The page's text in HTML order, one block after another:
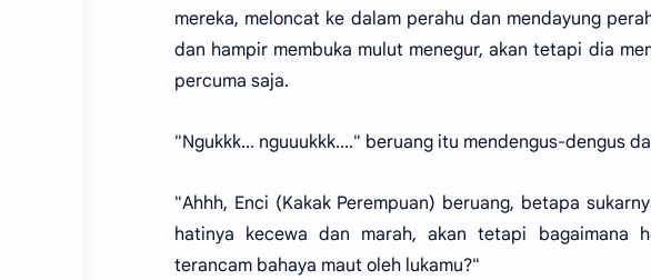
mereka, meloncat ke dalam perahu dan mendayung
dan hampir membuka mulut menegur, akan tetapi dia
percuma saja.
"Ngukkk... nguuukkk...." beruang itu mendengus-dengus
"Ahhh, Enci (Kakak Perempuan) beruang, betapa
hatinya kecewa dan marah, akan tetapi bagaimana
terancam bahaya maut oleh lukamu?"